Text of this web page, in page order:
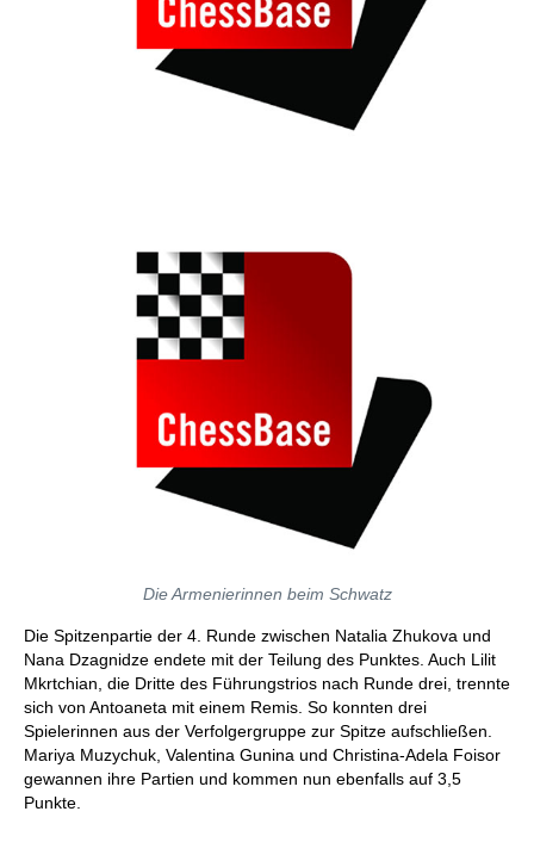
Die Armenierinnen beim Schwatz
Die Spitzenpartie der 4. Runde zwischen Natalia Zhukova und
Nana Dzagnidze endete mit der Teilung des Punktes. Auch Lilit
Mkrtchian, die Dritte des Führungstrios nach Runde drei, trennte
sich von Antoaneta mit einem Remis. So konnten drei
Spielerinnen aus der Verfolgergruppe zur Spitze aufschließen.
Mariya Muzychuk, Valentina Gunina und Christina-Adela Foisor
gewannen ihre Partien und kommen nun ebenfalls auf 3,5
Punkte.